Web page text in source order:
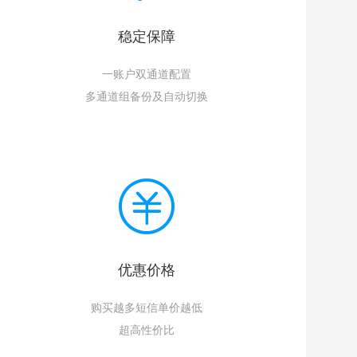
稳定保障
一账户双通道配置
多通道组备份及自动切换
优惠价格
购买越多短信单价越低
超高性价比